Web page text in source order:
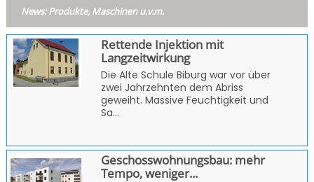
News: Produkte, Maschinen u.v.m.
Rettende Injektion mit
Langzeitwirkung
Die Alte Schule Biburg war vor über
zwei Jahrzehnten dem Abriss
geweiht. Massive Feuchtigkeit und
Sa...
Geschosswohnungsbau: mehr
Tempo, weniger...